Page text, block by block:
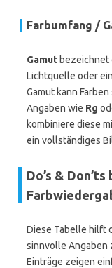
Farbumfang /
Gamut bezeichnet
Lichtquelle oder
Gamut kann
Angaben wie Rg
kombiniere diese
ein vollständiges
Do’s &
Diese Tabelle hilft
sinnvolle Angaben
Einträge zeigen